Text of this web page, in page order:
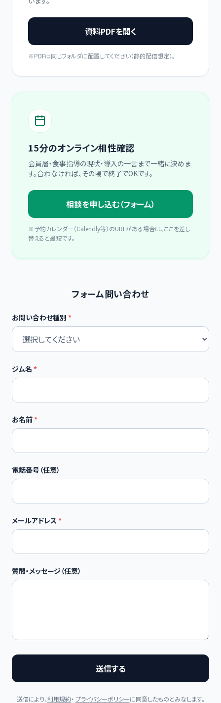
資料PDFを開く
※PDFは同じフォルダに配置してください（静的配信想定）。
15分のオンライン相性確認
会員層・食事指導の現状・導入の一言まで一緒に決めま
す。合わなければ、その場で終了でOKです。
相談を申し込む（フォーム）
※予約カレンダー（Calendly等）のURLがある場合は、ここを差し
替えると最短です。
フォーム問い合わせ
お問い合わせ種別 *
ジム名 *
お名前 *
電話番号（任意）
メールアドレス *
質問・メッセージ（任意）
送信する
送信により、利用規約・ プライバシーポリシーに同意したものとみなします。